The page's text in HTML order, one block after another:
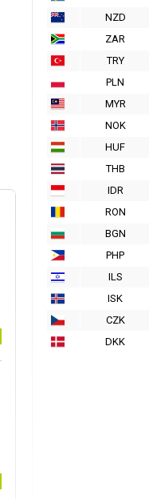
NZD
ZAR
TRY
PLN
MYR
NOK
HUF
THB
IDR
RON
BGN
PHP
ILS
ISK
CZK
DKK